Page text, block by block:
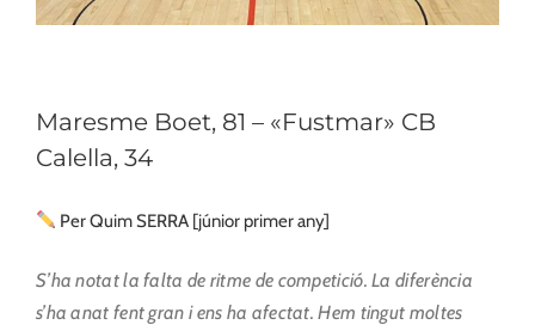
Maresme Boet, 81 – «Fustmar» CB
Calella, 34
Per Quim SERRA [júnior primer any]
S’ha notat la falta de ritme de competició. La diferència
s’ha anat fent gran i ens ha afectat. Hem tingut moltes